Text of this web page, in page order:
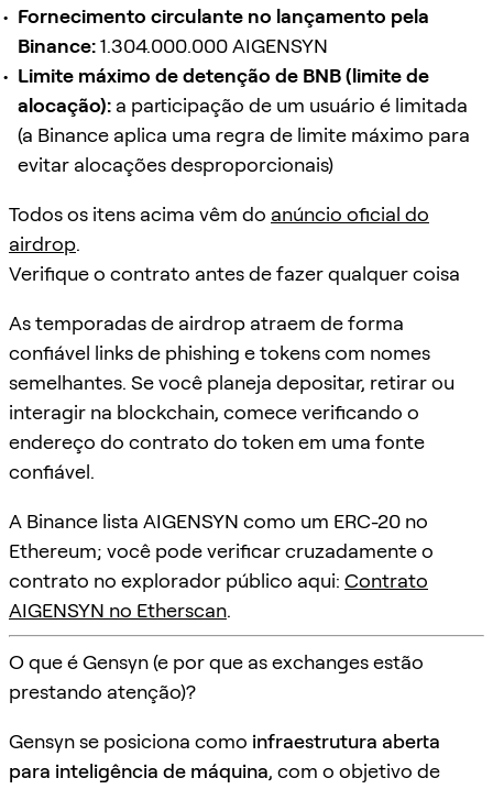
Fornecimento circulante no lançamento pela
Binance:1.304.000.000 AIGENSYN
Limite máximo de detenção de BNB (limite de
alocação): a participação de um usuário é limitada
(a Binance aplica uma regra de limite máximo para
evitar alocações desproporcionais)
Todos os itens acima vêm do anúncio oficial do
airdrop.
Verifique o contrato antes de fazer qualquer coisa
As temporadas de airdrop atraem de forma
confiável links de phishing e tokens com nomes
semelhantes. Se você planeja depositar, retirar ou
interagir na blockchain, comece verificando o
endereço do contrato do token em uma fonte
confiável.
A Binance lista AIGENSYN como um ERC-20 no
Ethereum; você pode verificar cruzadamente o
contrato no explorador público aqui: Contrato
AIGENSYN no Etherscan.
O que é Gensyn (e por que as exchanges estão
prestando atenção)?
Gensyn se posiciona como infraestrutura aberta
para inteligência de máquina, com o objetivo de